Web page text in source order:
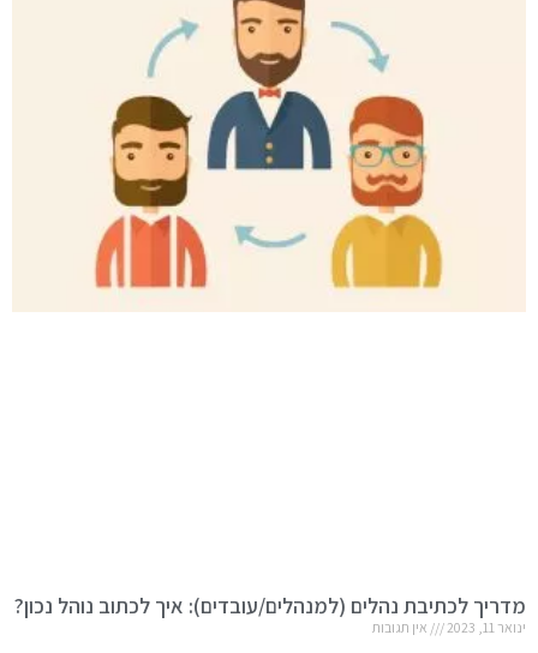
מדריך לכתיבת נהלים (למנהלים/עובדים): איך לכתוב נוהל נכון?
ינואר 11, 2023 אין תגובות